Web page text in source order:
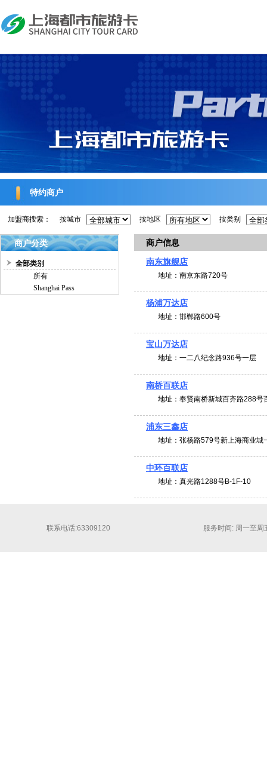
特约商户
加盟商搜索： 按城市 按地区 按类别
商户分类
全部类别
所有
Shanghai Pass
商户信息
南东旗舰店
地址： 南京东路720号
杨浦万达店
地址： 邯郸路600号
宝山万达店
地址： 一二八纪念路936号一层
南桥百联店
地址： 奉贤南桥新城百齐路288号
浦东三鑫店
地址： 张杨路579号新上海商业城
中环百联店
地址： 真光路1288号B-1F-10
联系电话:63309120 服务时间: 周一至